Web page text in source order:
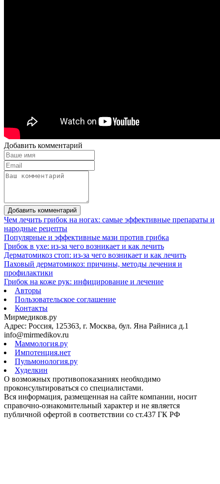
Добавить комментарий
Добавить комментарий
Чем лечить грибок на ногах: самые эффективные препараты и
народные рецепты
Популярные и эффективные мази против грибка
Грибок в ухе: из-за чего возникает и как лечить
Дерматомикоз стоп: из-за чего возникает и как лечить
Паховый дерматомикоз: причины, методы лечения и
профилактики
Грибок на коже рук: инфицирование и лечение
Авторы
Пользовательское соглашение
Контакты
Мирмедиков.ру
Адрес: Россия, 125363, г. Москва, бул. Яна Райниса д.1
info@mirmedikov.ru
Маммология.ру
Импотенция.нет
Пульмонология.ру
Худелкин
О возможных противопоказаниях необходимо
проконсультироваться со специалистами.
Вся информация, размещенная на сайте компании, носит
справочно-ознакомительный характер и не является
публичной офертой в соответствии со ст.437 ГК РФ